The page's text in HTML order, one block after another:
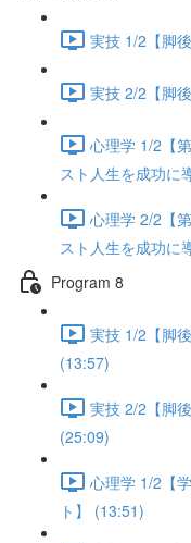
実技 1/2【脚
実技 2/2【脚
心理学 1/2【
スト人生を成功に
心理学 2/2【
スト人生を成功に
Program 8
実技 1/2【脚
(13:57)
実技 2/2【脚
(25:09)
心理学 1/2【
ト】 (13:51)